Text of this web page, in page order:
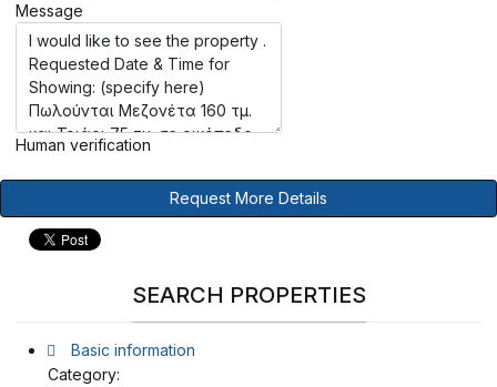
Message
Human verification
Request More Details
SEARCH PROPERTIES
Basic information
Category: